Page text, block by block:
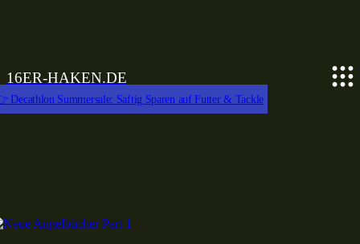
16ER-HAKEN.DE
Decathlon Summersale: Saftig Sparen auf Futter & Tackle